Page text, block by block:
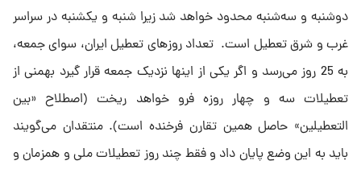
دوشنبه و سه‌شنبه محدود خواهد شد زیرا شنبه و یکشنبه‌ در سراسر
غرب و شرق تعطیل است. تعداد روزهاى تعطیل ایران، سواى جمعه،
به 25 روز مى‌رسد و اگر یکى از اینها نزدیک جمعه قرار گیرد بهمنى از
تعطیلات سه و چهار روزه فرو خواهد ریخت (اصطلاح «بین
التعطیلین» حاصل همین تقارن فرخنده است). منتقدان مى‌گویند
باید به این وضع پایان داد و فقط چند روز تعطیلات ملى و همزمان و